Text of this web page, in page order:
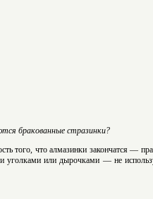
бракованные стразинки?
того, что алмазинки закончатся —
уголками или дырочками — не